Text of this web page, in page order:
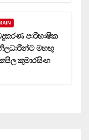
පාරිභාෂික
නිලධාරීන්ට මහඟු
කුමාරසිංහ